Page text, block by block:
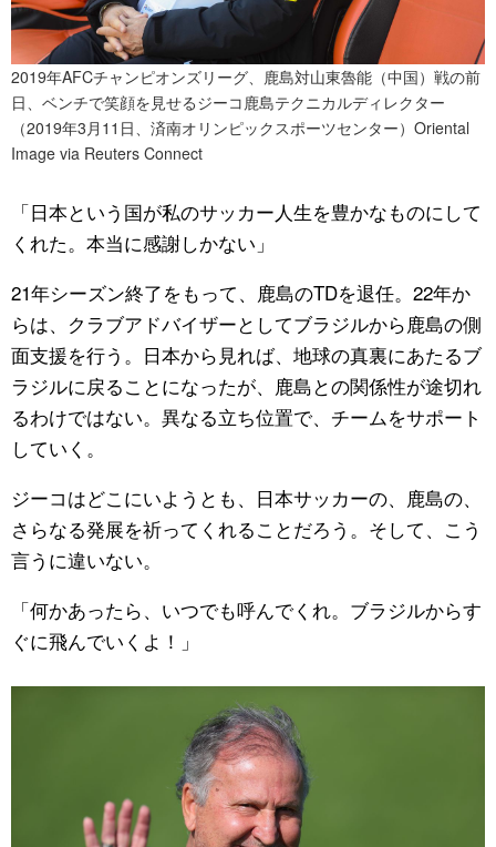
2019年AFCチャンピオンズリーグ、鹿島対山東魯能（中国）戦の前
日、ベンチで笑顔を見せるジーコ鹿島テクニカルディレクター
（2019年3月11日、済南オリンピックスポーツセンター）Oriental
Image via Reuters Connect
「日本という国が私のサッカー人生を豊かなものにして
くれた。本当に感謝しかない」
21年シーズン終了をもって、鹿島のTDを退任。22年か
らは、クラブアドバイザーとしてブラジルから鹿島の側
面支援を行う。日本から見れば、地球の真裏にあたるブ
ラジルに戻ることになったが、鹿島との関係性が途切れ
るわけではない。異なる立ち位置で、チームをサポート
していく。
ジーコはどこにいようとも、日本サッカーの、鹿島の、
さらなる発展を祈ってくれることだろう。そして、こう
言うに違いない。
「何かあったら、いつでも呼んでくれ。ブラジルからす
ぐに飛んでいくよ！」